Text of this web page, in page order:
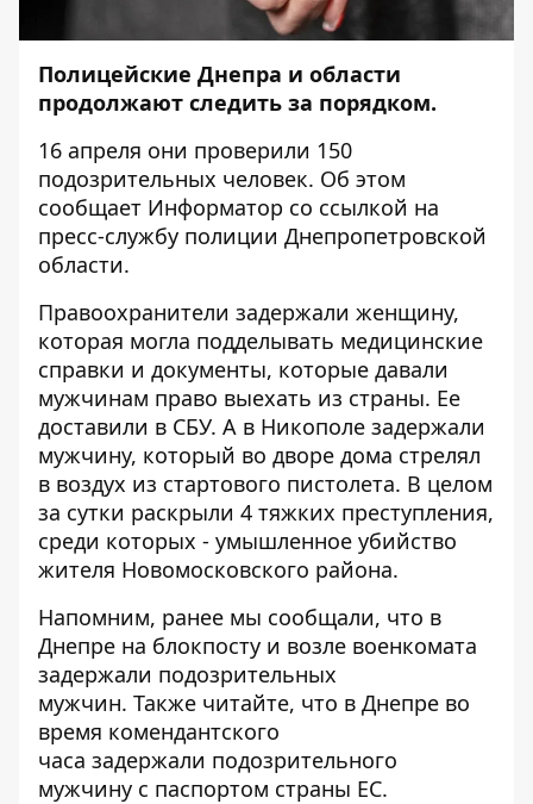
Полицейские Днепра и области
продолжают следить за порядком.
16 апреля они проверили 150
подозрительных человек. Об этом
сообщает Информатор со ссылкой на
пресс-службу полиции Днепропетровской
области.
Правоохранители задержали женщину,
которая могла подделывать медицинские
справки и документы, которые давали
мужчинам право выехать из страны. Ее
доставили в СБУ. А в Никополе задержали
мужчину, который во дворе дома стрелял
в воздух из стартового пистолета. В целом
за сутки раскрыли 4 тяжких преступления,
среди которых - умышленное убийство
жителя Новомосковского района.
Напомним, ранее мы сообщали, что в
Днепре на блокпосту и возле военкомата
задержали подозрительных
мужчин. Также читайте, что в Днепре во
время комендантского
часа задержали подозрительного
мужчину с паспортом страны ЕС.